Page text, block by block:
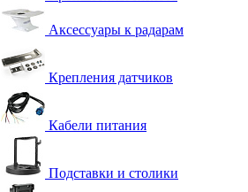
Аксессуары к радарам
Крепления датчиков
Кабели питания
Подставки и столики